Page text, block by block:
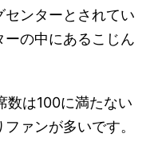
ンターとされてい
の中にあるこじん
数は100に満たない
ァンが多いです。